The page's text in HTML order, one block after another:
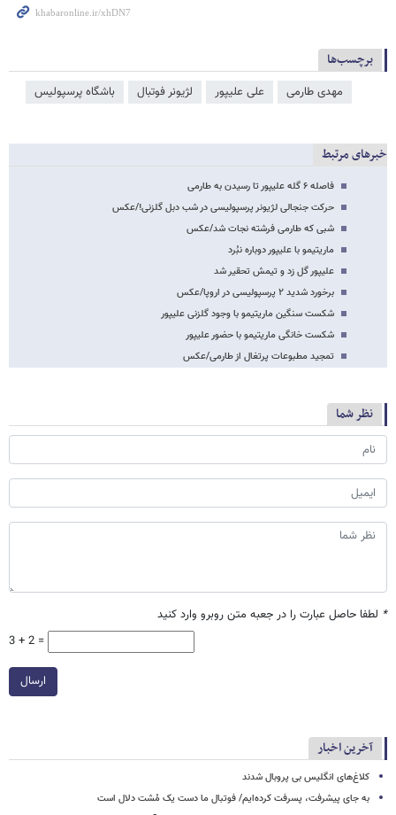
برچسب‌ها
مهدی طارمی علی علیپور لژیونر فوتبال باشگاه پرسپولیس
خبرهای مرتبط
فاصله ۶ گله علیپور تا رسیدن به طارمی
حرکت جنجالی لژیونر پرسپولیسی در شب دبل گلزنی!/عکس
شبی که طارمی فرشته نجات شد/عکس
ماریتیمو با علیپور دوباره نبُرد
علیپور گل زد و تیمش تحقیر شد
برخورد شدید ۲ پرسپولیسی در اروپا/عکس
شکست سنگین ماریتیمو با وجود گلزنی علیپور
شکست خانگی ماریتیمو با حضور علیپور
تمجید مطبوعات پرتغال از طارمی/عکس
نظر شما
* لطفا حاصل عبارت را در جعبه متن روبرو وارد کنید
3 + 2 =
ارسال
آخرین اخبار
کلاغ‌های انگلیس بی پروبال شدند
به جای پیشرفت، پسرفت کرده‌ایم/ فوتبال ما دست یک مُشت دلال است